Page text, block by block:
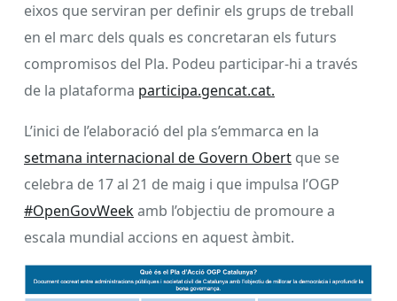
eixos que serviran per definir els grups de treball
en el marc dels quals es concretaran els futurs
compromisos del Pla. Podeu participar-hi a través
de la plataforma participa.gencat.cat.
L’inici de l’elaboració del pla s’emmarca en la
setmana internacional de Govern Obert que se
celebra de 17 al 21 de maig i que impulsa l’OGP
#OpenGovWeekamb l’objectiu de promoure a
escala mundial accions en aquest àmbit.